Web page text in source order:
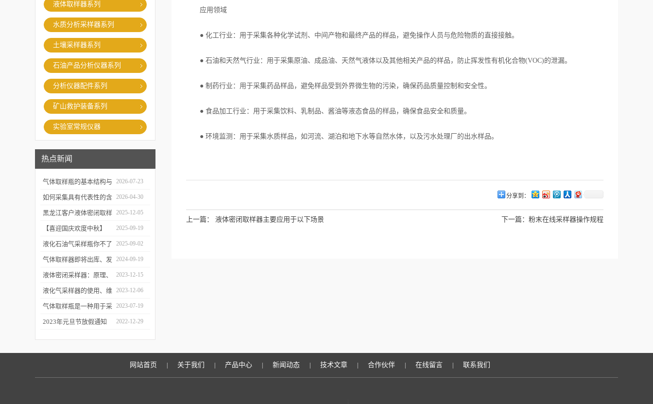
液体取样器系列
水质分析采样器系列
土壤采样器系列
石油产品分析仪器系列
分析仪器配件系列
矿山救护装备系列
实验室常规仪器
热点新闻
气体取样瓶的基本结构与
工作逻辑是什么？
2026-07-23
如何采集具有代表性的含
油水样？——石油类采水
器原理与使用
2026-04-30
黑龙江客户液体密闭取样
器项目顺利交付
2025-12-05
【喜迎国庆欢度中秋】
2025年国庆中秋放假通知
2025-09-19
液化石油气采样瓶你不了
解的知识！
2025-09-02
气体取样器即将出库、发
货！
2024-09-19
液体密闭采样器：原理、
应用和优势
2023-12-15
液化气采样器的使用、维
护与优化
2023-12-06
气体取样瓶是一种用于采
集、贮存和分析气体样品
2023-07-19
2023年元旦节放假通知 2022-12-29
应用领域
● 化工行业：用于采集各种化学试剂、中间产物和最终产品的样品，避免操作人员与危险物质的直接接触。
● 石油和天然气行业：用于采集原油、成品油、天然气液体以及其他相关产品的样品，防止挥发性有机化合物(VOC)的泄漏。
● 制药行业：用于采集药品样品，避免样品受到外界微生物的污染，确保药品质量控制和安全性。
● 食品加工行业：用于采集饮料、乳制品、酱油等液态食品的样品，确保食品安全和质量。
● 环境监测：用于采集水质样品，如河流、湖泊和地下水等自然水体，以及污水处理厂的出水样品。
分享到：
上一篇： 液体密闭取样器主要应用于以下场景 下一篇： 粉末在线采样器操作规程
网站首页 关于我们 产品中心 新闻动态 技术文章 合作伙伴 在线留言 联系我们